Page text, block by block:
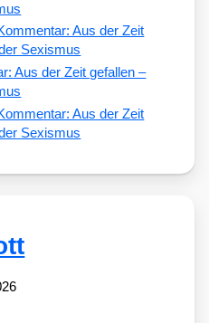
Aus der Zeit
Sexismus
Aus der Zeit gefallen –
Aus der Zeit
Sexismus